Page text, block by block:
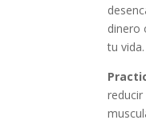
dinero
tu vida.